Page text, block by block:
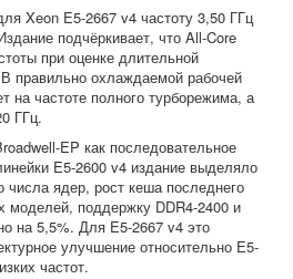
Xeon E5-2667 v4 частоту 3,50 ГГц
подчёркивает, что All-Core
при оценке длительной
правильно охлаждаемой рабочей
на частоте полного турборежима, а
ГГц.
EP как последовательное
E5-2600 v4 издание выделяло
числа ядер, рост кеша последнего
поддержку DDR4-2400 и
на 5,5%. Для E5-2667 v4 это
улучшение относительно E5-
частот.